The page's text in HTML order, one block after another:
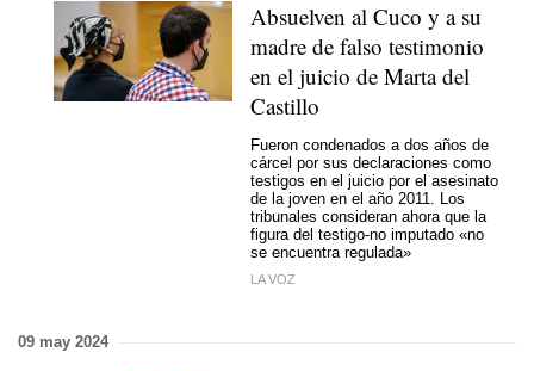
Absuelven al Cuco y a su
madre de falso testimonio
en el juicio de Marta del
Castillo
Fueron condenados a dos años de
cárcel por sus declaraciones como
testigos en el juicio por el asesinato
de la joven en el año 2011. Los
tribunales consideran ahora que la
figura del testigo-no imputado «no
se encuentra regulada»
LA VOZ
09 may 2024